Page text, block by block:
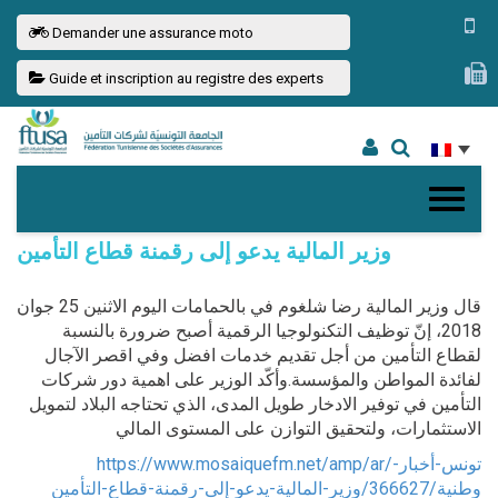
Demander une assurance moto
Guide et inscription au registre des experts
وزير المالية يدعو إلى رقمنة قطاع التأمين
قال وزير المالية رضا شلغوم في بالحمامات اليوم الاثنين 25 جوان
2018، إنّ توظيف التكنولوجيا الرقمية أصبح ضرورة بالنسبة
لقطاع التأمين من أجل تقديم خدمات افضل وفي اقصر الآجال
لفائدة المواطن والمؤسسة.وأكّد الوزير على اهمية دور شركات
التأمين في توفير الادخار طويل المدى، الذي تحتاجه البلاد لتمويل
الاستثمارات، ولتحقيق التوازن على المستوى المالي
https://www.mosaiquefm.net/amp/ar/تونس-أخبار-
وطنية/366627/وزير-المالية-يدعو-إلى-رقمنة-قطاع-التأمين